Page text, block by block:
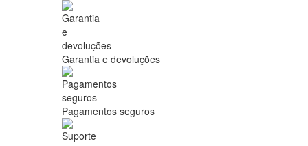
Garantia e devoluções
Pagamentos seguros